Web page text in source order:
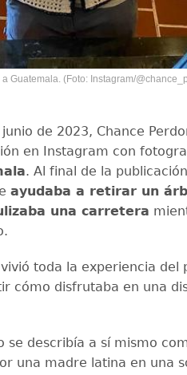
Guatemala. (Foto: Instagram/
junio de 2023, Chance
en Instagram con
. Al final de la
ayudaba a retirar un
una carretera
toda la experiencia del
cómo disfrutaba en una
se describía a sí mismo
una madre latina en una